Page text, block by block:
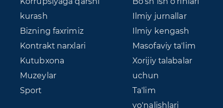
kurash
Bizning faxrimiz
Kontrakt narxlari
Kutubxona
Muzeylar
Sport
Ilmiy jurnallar
Ilmiy kengash
Masofaviy ta'lim
Xorijiy talabalar
uchun
Ta'lim
yo'nalishlari